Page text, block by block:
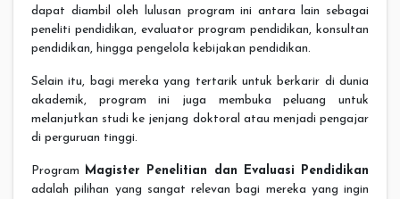
dapat diambil oleh lulusan program ini antara lain sebagai
peneliti pendidikan, evaluator program pendidikan, konsultan
pendidikan, hingga pengelola kebijakan pendidikan.
Selain itu, bagi mereka yang tertarik untuk berkarir di dunia
akademik, program ini juga membuka peluang untuk
melanjutkan studi ke jenjang doktoral atau menjadi pengajar
di perguruan tinggi.
Program
Magister Penelitian dan Evaluasi Pendidikan
adalah pilihan yang sangat relevan bagi mereka yang ingin